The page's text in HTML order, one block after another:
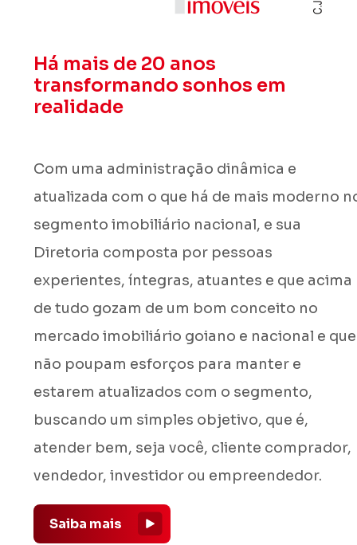
Há mais de 20 anos
transformando sonhos em
realidade
Com uma administração dinâmica e
atualizada com o que há de mais moderno
segmento imobiliário nacional, e sua
Diretoria composta por pessoas
experientes, íntegras, atuantes e que acima
de tudo gozam de um bom conceito no
mercado imobiliário goiano e nacional e que
não poupam esforços para manter e
estarem atualizados com o segmento,
buscando um simples objetivo, que é,
atender bem, seja você, cliente comprador,
vendedor, investidor ou empreendedor.
Saiba mais